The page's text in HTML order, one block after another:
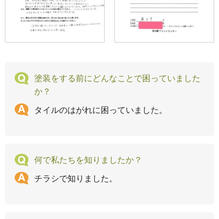
塗装をする前にどんなことで困っていました
か？
タイルのはがれに困っていました。
何で私たちを知りましたか？
チラシで知りました。